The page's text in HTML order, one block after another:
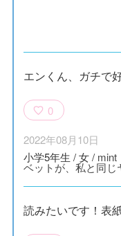
エンくん、ガチで
0
2022年08月10日
小学5年生 /女/ mint
ベットが、私と同じ
読みたいです！表